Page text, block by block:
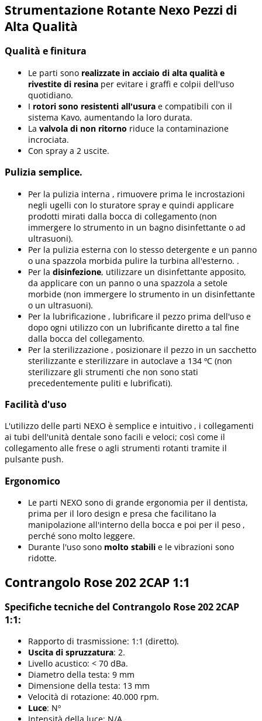
Strumentazione Rotante Nexo Pezzi di
Alta Qualità
Qualità e finitura
Le parti sono realizzate in acciaio di alta qualità e
rivestite di resina per evitare i graffi e colpii dell'uso
quotidiano.
I rotori sono resistenti all'usura e compatibili con il
sistema Kavo, aumentando la loro durata.
La valvola di non ritorno riduce la contaminazione
incrociata.
Con spray a 2 uscite.
Pulizia semplice.
Per la pulizia interna , rimuovere prima le incrostazioni
negli ugelli con lo sturatore spray e quindi applicare
prodotti mirati dalla bocca di collegamento (non
immergere lo strumento in un bagno disinfettante o ad
ultrasuoni).
Per la pulizia esterna con lo stesso detergente e un panno
o una spazzola morbida pulire la turbina all'esterno. .
Per la disinfezione, utilizzare un disinfettante apposito,
da applicare con un panno o una spazzola a setole
morbide (non immergere lo strumento in un disinfettante
o un ultrasuoni).
Per la lubrificazione , lubrificare il pezzo prima dell'uso e
dopo ogni utilizzo con un lubrificante diretto a tal fine
dalla bocca del collegamento.
Per la sterilizzazione , posizionare il pezzo in un sacchetto
sterilizzante e sterilizzare in autoclave a 134 ºC (non
sterilizzare gli strumenti che non sono stati
precedentemente puliti e lubrificati).
Facilità d'uso
L'utilizzo delle parti NEXO è semplice e intuitivo , i collegamenti
ai tubi dell'unità dentale sono facili e veloci; così come il
collegamento alle frese o agli strumenti rotanti tramite il
pulsante push.
Ergonomico
Le parti NEXO sono di grande ergonomia per il dentista,
prima per il loro design e presa che facilitano la
manipolazione all'interno della bocca e poi per il peso ,
perché sono molto leggere.
Durante l'uso sono molto stabili e le vibrazioni sono
ridotte.
Contrangolo Rose 202 2CAP 1:1
Specifiche tecniche del Contrangolo Rose 202 2CAP
1:1:
Rapporto di trasmissione: 1:1 (diretto).
Uscita di spruzzatura: 2.
Livello acustico: < 70 dBa.
Diametro della testa: 9 mm
Dimensione della testa: 13 mm
Velocità di rotazione: 40.000 rpm.
Luce: Nº